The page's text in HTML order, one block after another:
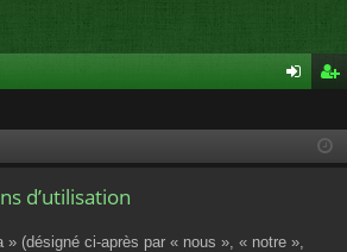
cri
d’utilisation
(désigné ci-après par « nous », « notre »,